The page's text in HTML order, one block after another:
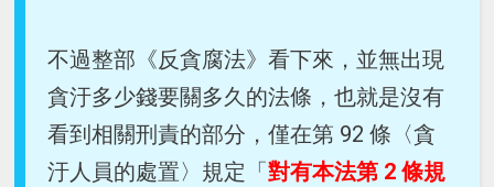
不過整部《反貪腐法》看下來，並無出現
貪汙多少錢要關多久的法條，也就是沒有
看到相關刑責的部分，僅在第 92 條〈貪
汙人員的處置〉規定「對有本法第 2 條規